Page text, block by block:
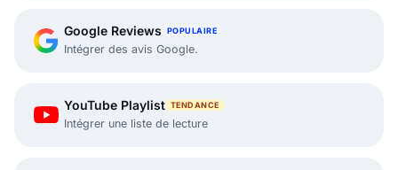
Google Reviews POPULAIRE
Intégrer des avis Google.
YouTube Playlist TENDANCE
Intégrer une liste de lecture